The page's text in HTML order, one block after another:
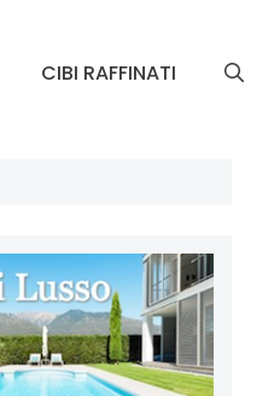
CIBI RAFFINATI